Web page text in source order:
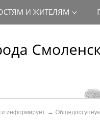
И ЖИТЕЛЯМ
информирует